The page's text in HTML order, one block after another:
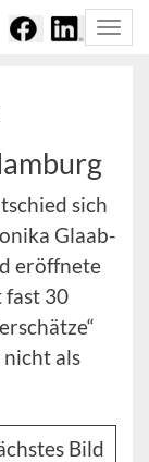
sich
Glaab-
eröffnete
fast 30
als
Bild